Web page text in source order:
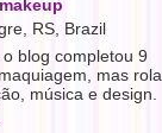
RS, Brazil
blog completou 9
mas rola
música e design.